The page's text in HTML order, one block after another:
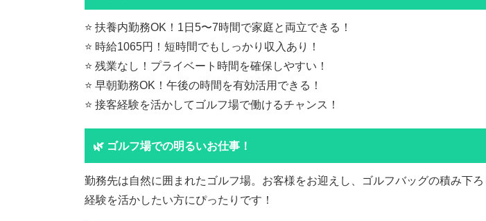
⭐️ 扶養内勤務OK！1日5〜7時間で家庭と両立できる！
⭐️ 時給1065円！短時間でもしっかり収入あり！
⭐️ 残業なし！プライベート時間を確保しやすい！
⭐️ 早朝勤務OK！午後の時間を有効活用できる！
⭐️ 接客経験を活かしてゴルフ場で働けるチャンス！
🌿 ゴルフ場での明るいお仕事！
勤務先は自然に囲まれたゴルフ場。お客様をお迎えし、ゴルフバッグの積み下
経験を活かしたい方にぴったりです！